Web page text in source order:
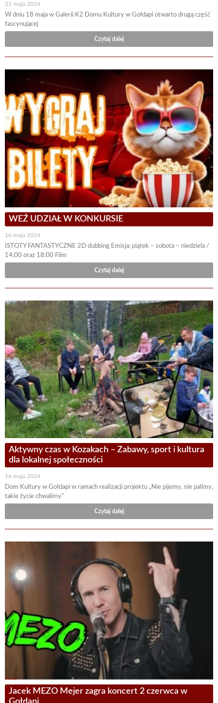
21 maja 2024
W dniu 18 maja w Galerii K2 Domu Kultury w Gołdapi otwarto drugą część
fascynującej
Czytaj dalej
WEŹ UDZIAŁ W KONKURSIE
16 maja 2024
ISTOTY FANTASTYCZNE 2D dubbing Emisja: piątek – sobota – niedziela /
14:00 oraz 18:00 Film
Czytaj dalej
Aktywny czas w Kozakach – Zabawy, sport i kultura
dla lokalnej społeczności
16 maja 2024
Dom Kultury w Gołdapi w ramach realizacji projektu „Nie pijemy, nie palimy,
takie życie chwalimy”
Czytaj dalej
Jacek MEZO Mejer zagra koncert 2 czerwca w